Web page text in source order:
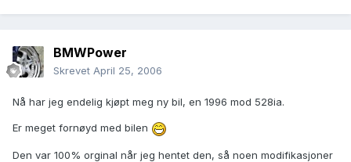
BMWPower
Skrevet April 25, 2006
Nå har jeg endelig kjøpt meg ny bil, en 1996 mod 528ia.
Er meget fornøyd med bilen
Den var 100% orginal når jeg hentet den, så noen modifikasjoner